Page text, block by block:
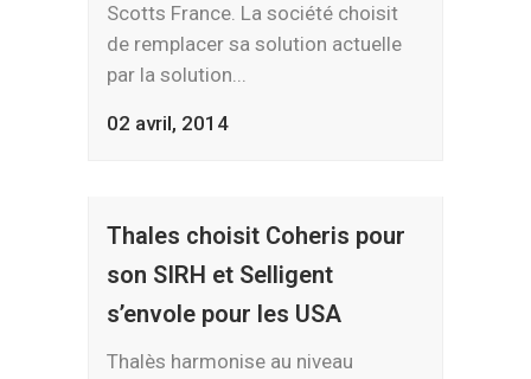
Scotts France. La société choisit
de remplacer sa solution actuelle
par la solution...
02 avril, 2014
Thales choisit Coheris pour
son SIRH et Selligent
s’envole pour les USA
Thalès harmonise au niveau